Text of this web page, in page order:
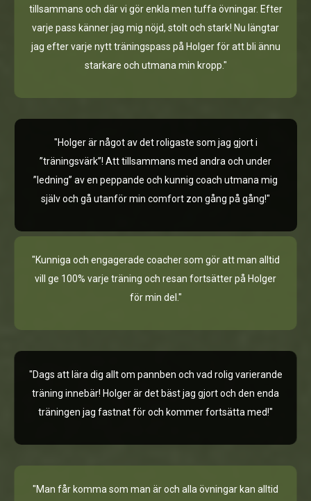
tillsammans och där vi gör enkla men tuffa övningar. Efter
varje pass känner jag mig nöjd, stolt och stark! Nu längtar
jag efter varje nytt träningspass på Holger för att bli ännu
starkare och utmana min kropp."
"Holger är något av det roligaste som jag gjort i
”träningsvärk”! Att tillsammans med andra och under
”ledning” av en peppande och kunnig coach utmana mig
själv och gå utanför min comfort zon gång på gång!"
"Kunniga och engagerade coacher som gör att man alltid
vill ge 100% varje träning och resan fortsätter på Holger
för min del."
"Dags att lära dig allt om pannben och vad rolig varierande
träning innebär! Holger är det bäst jag gjort och den enda
träningen jag fastnat för och kommer fortsätta med!"
"Man får komma som man är och alla övningar kan alltid